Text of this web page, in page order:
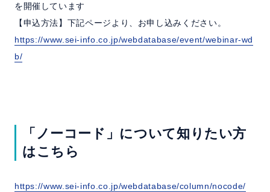
を開催しています
【申込方法】下記ページより、お申し込みください。
https://www.sei-info.co.jp/webdatabase/event/webinar-wd
b/
「ノーコード」について知りたい方
はこちら
https://www.sei-info.co.jp/webdatabase/column/nocode/